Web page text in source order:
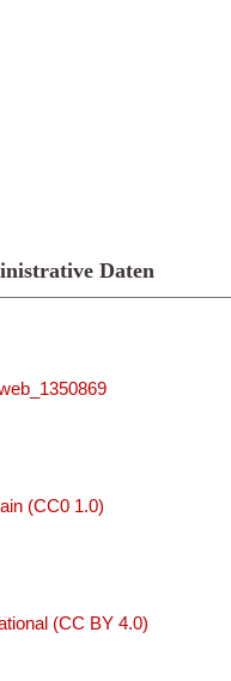
Daten
(CC0 1.0)
(CC BY 4.0)